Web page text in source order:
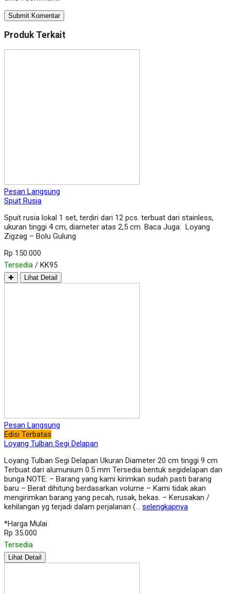
Produk Terkait
Pesan Langsung
Spuit Rusia
Spuit rusia lokal 1 set, terdiri dari 12 pcs. terbuat dari stainless,
ukuran tinggi 4 cm, diameter atas 2,5 cm. Baca Juga: Loyang
Zigzag – Bolu Gulung
Rp 150.000
Tersedia / KK95
✚ Lihat Detail
Pesan Langsung
Edisi Terbatas
Loyang Tulban Segi Delapan
Loyang Tulban Segi Delapan Ukuran Diameter 20 cm tinggi 9 cm
Terbuat dari alumunium 0.5 mm Tersedia bentuk segidelapan dan
bunga NOTE: – Barang yang kami kirimkan sudah pasti barang
baru – Berat dihitung berdasarkan volume – Kami tidak akan
mengirimkan barang yang pecah, rusak, bekas. – Kerusakan /
kehilangan yg terjadi dalam perjalanan (… selengkapnya
*Harga Mulai
Rp 35.000
Tersedia
Lihat Detail